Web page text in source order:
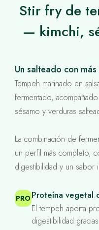
Stir fry de
— kimchi,
Un salteado con
Tempeh marinado en
fermentado,
sésamo y verduras
La combinación de
un perfil más completo,
digestibilidad y un sabor
PROProteína vegetal
El tempeh aporta
digestibilidad